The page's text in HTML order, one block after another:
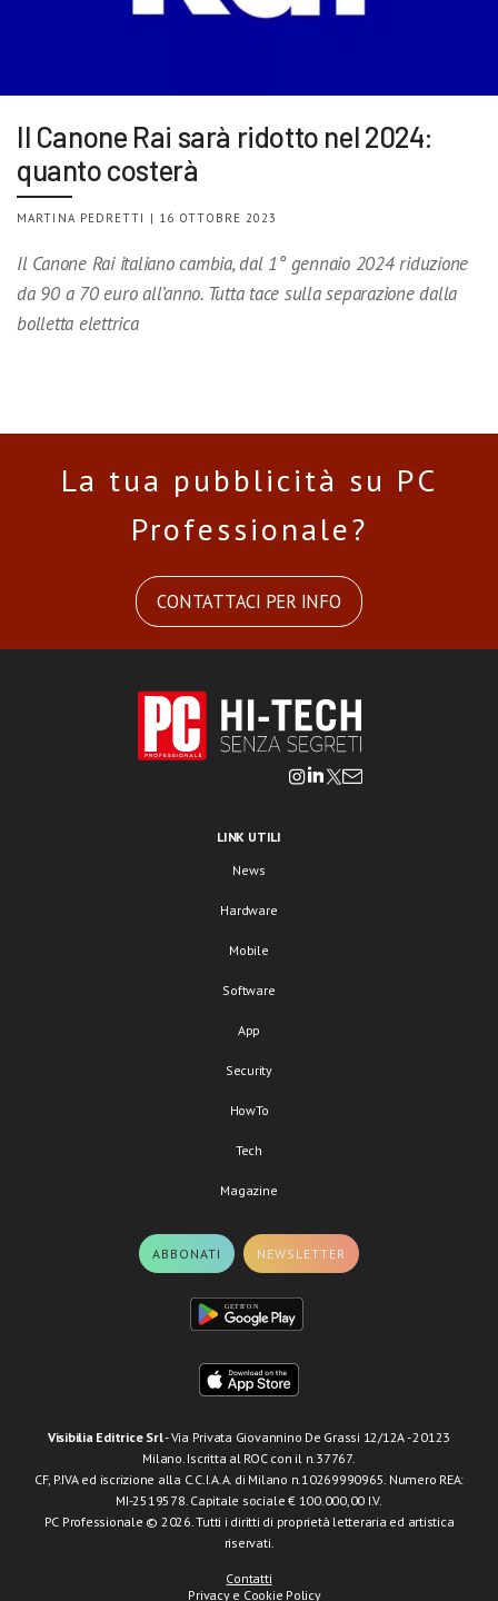
Il Canone Rai sarà ridotto nel 2024:
quanto costerà
MARTINA PEDRETTI | 16 OTTOBRE 2023
Il Canone Rai italiano cambia, dal 1° gennaio 2024 riduzione
da 90 a 70 euro all’anno. Tutta tace sulla separazione dalla
bolletta elettrica
La tua pubblicità su PC
Professionale?
CONTATTACI PER INFO
LINK UTILI
News
Hardware
Mobile
Software
App
Security
HowTo
Tech
Magazine
ABBONATI NEWSLETTER
Visibilia Editrice Srl- Via Privata Giovannino De Grassi 12/12A - 20123
Milano. Iscritta al ROC con il n.37767.
CF, P.IVA ed iscrizione alla C.C.I.A.A. di Milano n.10269990965. Numero REA:
MI-2519578. Capitale sociale € 100.000,00 I.V.
PC Professionale © 2026. Tutti i diritti di proprietà letteraria ed artistica
riservati.
Contatti
Privacy e Cookie Policy